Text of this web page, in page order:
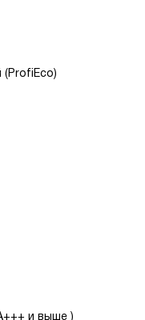
и выше )